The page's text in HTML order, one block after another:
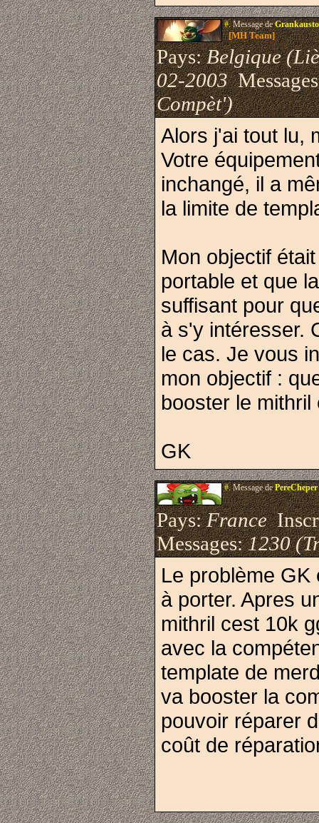
#.Message deGrankausto
[MH Team]
Pays:Belgique
02-2003
Compèt')
Alors j'ai tout lu,
Votre
inchangé, il a
la limite de
Mon objectif
portable et que
suffisant pour
à s'y intéresser.
le cas. Je vous
mon objectif :
booster le
GK
#.Message dePereCheper
Pays:France
Messages:1230
Le problème
à porter. Apres
mithril cest 10k
avec la
template de
va booster la
pouvoir réparer
coût de